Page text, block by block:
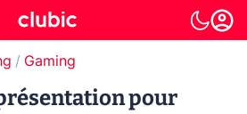
Gaming
pour